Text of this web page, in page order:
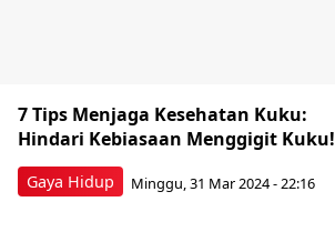
Gaya Hidup
7 Tips Menjaga Kesehatan Kuku:
Hindari Kebiasaan Menggigit Kuku!
Minggu, 31 Mar 2024 - 22:16